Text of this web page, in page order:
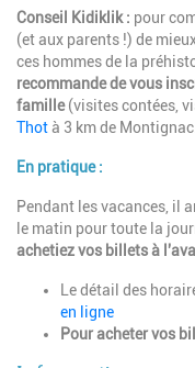
Conseil Kidiklik : pour
(et aux parents !) de
ces hommes de la
recommande de vous
famille(visites contées,
Thotà 3 km de Montignac.
En pratique :
Pendant les vacances, il
le matin pour toute la
achetiez vos billets à
Le détail des
en ligne
Pour acheter vos